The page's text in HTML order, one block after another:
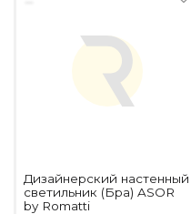
Дизайнерский настенный
светильник (Бра) ASOR
by Romatti